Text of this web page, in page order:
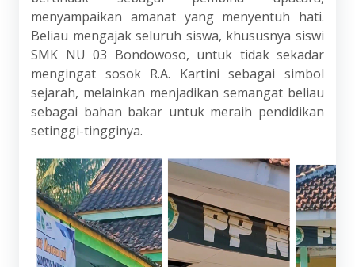
menyampaikan amanat yang menyentuh hati.
Beliau mengajak seluruh siswa, khususnya siswi
SMK NU 03 Bondowoso, untuk tidak sekadar
mengingat sosok R.A. Kartini sebagai simbol
sejarah, melainkan menjadikan semangat beliau
sebagai bahan bakar untuk meraih pendidikan
setinggi-tingginya.